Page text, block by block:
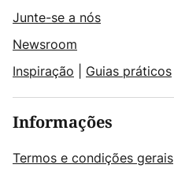
Junte-se a nós
Newsroom
Inspiração
Guias práticos
Informações
Termos e condições gerais